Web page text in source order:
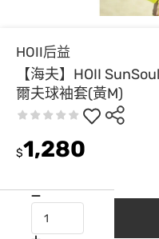
HOII后益
【海夫】HOII
爾夫球袖套(黃M)
$1,280